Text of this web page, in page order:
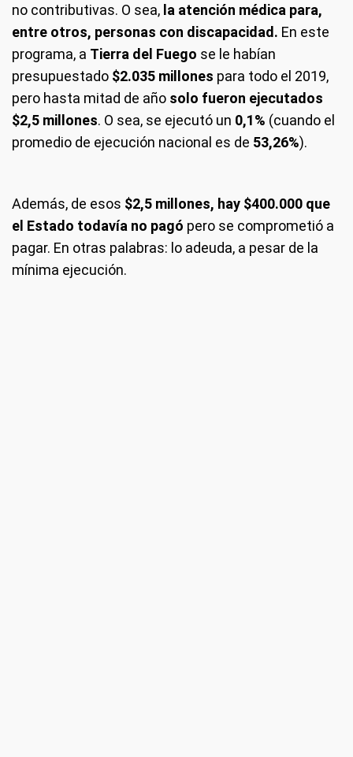
no contributivas. O sea, la atención médica para,
entre otros, personas con discapacidad. En este
programa, a Tierra del Fuego se le habían
presupuestado $2.035 millones para todo el 2019,
pero hasta mitad de año solo fueron ejecutados
$2,5 millones. O sea, se ejecutó un 0,1% (cuando el
promedio de ejecución nacional es de 53,26%).
Además, de esos $2,5 millones, hay $400.000 que
el Estado todavía no pagó pero se comprometió a
pagar. En otras palabras: lo adeuda, a pesar de la
mínima ejecución.